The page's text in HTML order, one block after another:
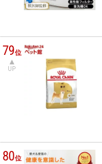
79位
UP
80位